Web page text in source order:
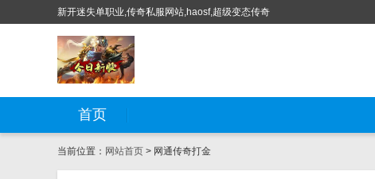
新开迷失单职业,传奇私服网站,haosf,超级变态传奇
首页
当前位置： 网站首页 > 网通传奇打金